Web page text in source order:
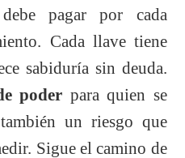
pagar por cada
Cada llave tiene
sabiduría sin deuda.
poder para quien se
un riesgo que
Sigue el camino de